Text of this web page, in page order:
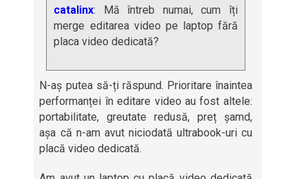
catalinx: Mă întreb numai, cum îți
merge editarea video pe laptop fără
placa video dedicată?
N-aș putea să-ți răspund. Prioritare înaintea
performanței în editare video au fost altele:
portabilitate, greutate redusă, preț șamd,
așa că n-am avut niciodată ultrabook-uri cu
placă video dedicată.